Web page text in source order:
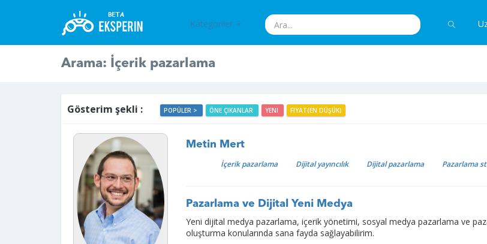
Kategoriler
Arama: İçerik pazarlama
Gösterim şekli : POPÜLER > ÖNE ÇIKANLAR YENI FIYAT(EN DÜŞÜK)
Metin Mert
İçerik pazarlama Dijital yayıncılık Dijital pazarlama Pazarlama
Pazarlama ve Dijital Yeni Medya
Yeni dijital medya pazarlama, içerik yönetimi, sosyal medya pazarlama ve
oluşturma konularında sana fayda sağlayabilirim.